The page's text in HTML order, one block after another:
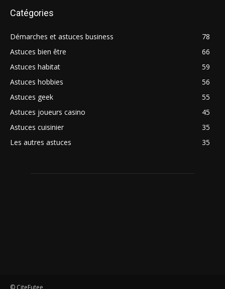
Catégories
Démarches et astuces business
78
Astuces bien être
66
Astuces habitat
59
Astuces hobbies
56
Astuces geek
55
Astuces joueurs casino
45
Astuces cuisinier
35
Les autres astuces
35
© CiteFutee